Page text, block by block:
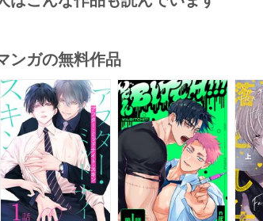
ンガの無料作品